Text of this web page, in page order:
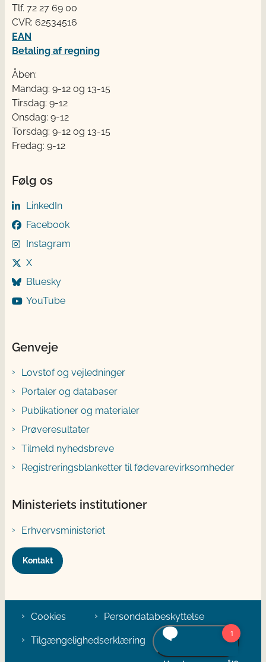
Tlf. 72 2​​​7 69 00
CVR: 62534516
EAN
Betaling af regning
Åben:
Mandag: 9-12 og 13-15
Tirsdag: 9-12
Onsdag: 9-12
Torsdag: 9-12 og 13-15
Fredag: 9-12
Følg os
LinkedIn
Facebook
Instagram
X
Bluesky
YouTube
Genveje
Lovstof og vejledninger
Portaler og databaser
Publikationer og materialer
Prøveresultater
Tilmeld nyhedsbreve
Registreringsblanketter til fødevarevirksomheder
Ministeriets institutioner
Erhvervsministeriet
Kontakt
Cookies Persondatabeskyttelse
Tilgængelighedserklæring